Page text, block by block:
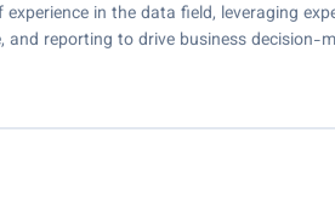
in the data field, leveraging
and reporting to drive business decision-